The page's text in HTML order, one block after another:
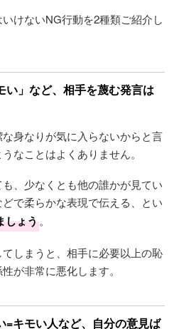
けないNG行動を2種類ご紹介し
い」など、相手を蔑む発言は
身なりが気に入らないからと言
なことはよくありません。
、少なくとも他の誰かが見てい
で柔らかな表現で伝える、とい
しょう。
しまうと、相手に必要以上の恥
が非常に悪化します。
=キモい人など、自分の意見ば